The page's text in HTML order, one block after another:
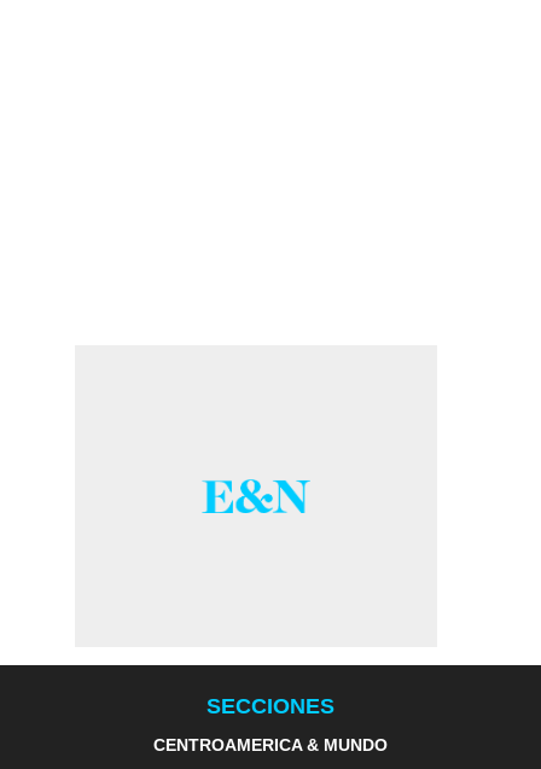
SECCIONES
CENTROAMERICA & MUNDO